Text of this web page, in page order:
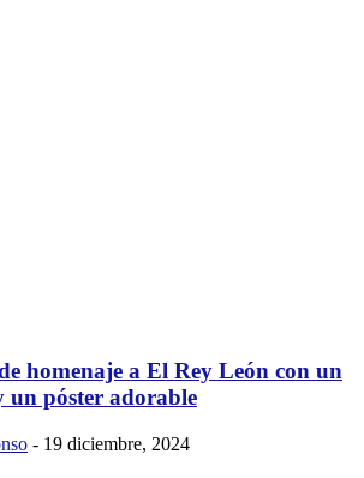
homenaje a El Rey León con un
un póster adorable
- 19 diciembre, 2024